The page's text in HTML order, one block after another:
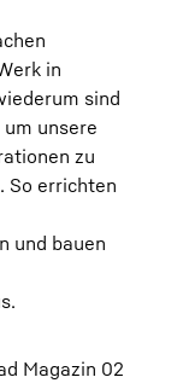
in
sind
unsere
zu
So errichten
und bauen
Magazin 02